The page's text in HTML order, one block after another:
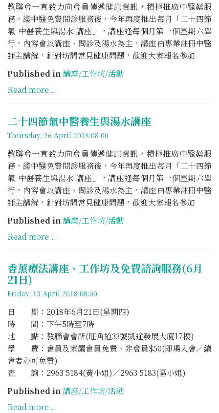
教聯會一直致力向會員傳遞健康資訊，積極推廣中醫藥服
務，繼中醫免費問診服務後，今年再度推出每月「二十四節
氣-中醫養生與湯水 講座」，講座逢每個月第一個星期六舉
行，內容會以講座、問診及湯水為主，講座由專業註冊中醫
師主講解，針對坊間常見健康問題，歡迎大家報名參加
Published in 講座/工作坊/活動
Read more...
二十四節氣中醫養生與湯水講座
Thursday, 26 April 2018 08:00
教聯會一直致力向會員傳遞健康資訊，積極推廣中醫藥服
務，繼中醫免費問診服務後，今年再度推出每月「二十四節
氣-中醫養生與湯水 講座」，講座逢每個月第一個星期六舉
行，內容會以講座、問診及湯水為主，講座由專業註冊中醫
師主講解，針對坊間常見健康問題，歡迎大家報名參加
Published in 講座/工作坊/活動
Read more...
香薰療法講座、工作坊及免費諮詢服務(6月
21日)
Friday, 13 April 2018 08:00
日 期：2018年6月21日(星期四)
時 間：下午5時至7時
地 點：教聯會會所(旺角道33號凱途發展大廈17樓)
學 費：會員及家屬會員免費、非會員$50(即場入會／續
會者亦可免費)
查 詢：2963 5184(黃小姐)／2963 5183(區小姐)
Published in 講座/工作坊/活動
Read more...